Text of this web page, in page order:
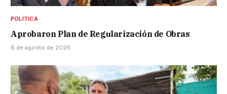
POLÍTICA
Aprobaron Plan de Regularización de Obras
6 de agosto de 2026